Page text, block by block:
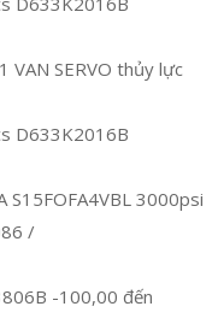
VAN SERVO thủy lực
D633K2016B
3000psi
/
-100,00 đến